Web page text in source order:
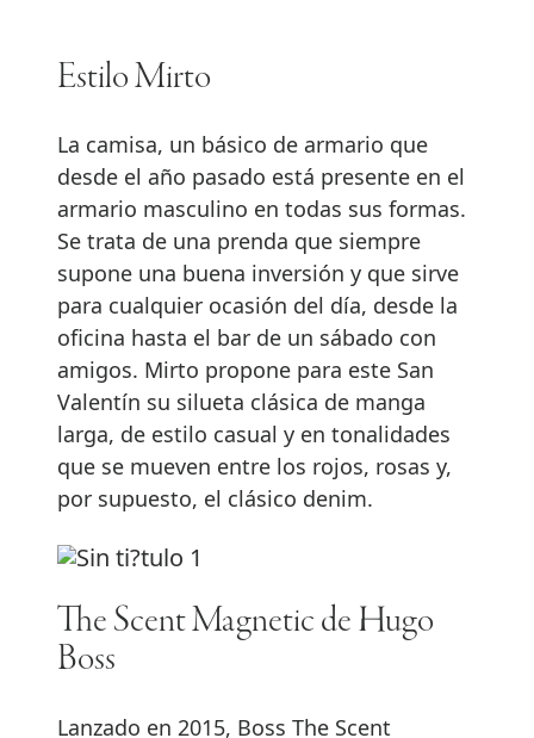
Estilo Mirto
La camisa, un básico de armario que
desde el año pasado está presente en el
armario masculino en todas sus formas.
Se trata de una prenda que siempre
supone una buena inversión y que sirve
para cualquier ocasión del día, desde la
oficina hasta el bar de un sábado con
amigos. Mirto propone para este San
Valentín su silueta clásica de manga
larga, de estilo casual y en tonalidades
que se mueven entre los rojos, rosas y,
por supuesto, el clásico denim.
The Scent Magnetic de Hugo
Boss
Lanzado en 2015, Boss The Scent